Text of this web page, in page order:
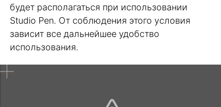
будет располагаться при использовании
Studio Pen. От соблюдения этого условия
зависит все дальнейшее удобство
использования.